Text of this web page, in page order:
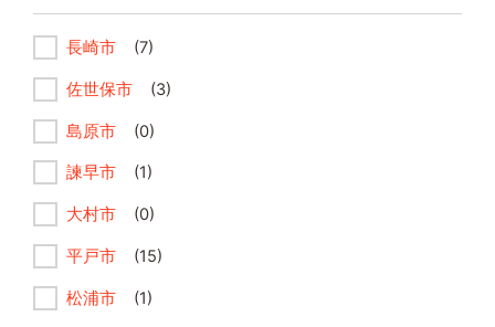
長崎市 (7)
佐世保市 (3)
島原市 (0)
諫早市 (1)
大村市 (0)
平戸市 (15)
松浦市 (1)